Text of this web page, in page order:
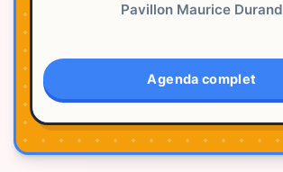
Pavillon Maurice Durand
Agenda complet